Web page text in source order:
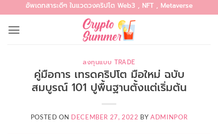
content
อัพเดทสาระดีๆ ในแวดวงคริปโต Web3 , NFT , Metaverse
ลงทุนแบบ TRADE
คู่มือการ เทรดคริปโต มือใหม่ ฉบับ
สมบูรณ์ 101 ปูพื้นฐานตั้งแต่เริ่มต้น
POSTED ON DECEMBER 27, 2022 BYADMINPOR